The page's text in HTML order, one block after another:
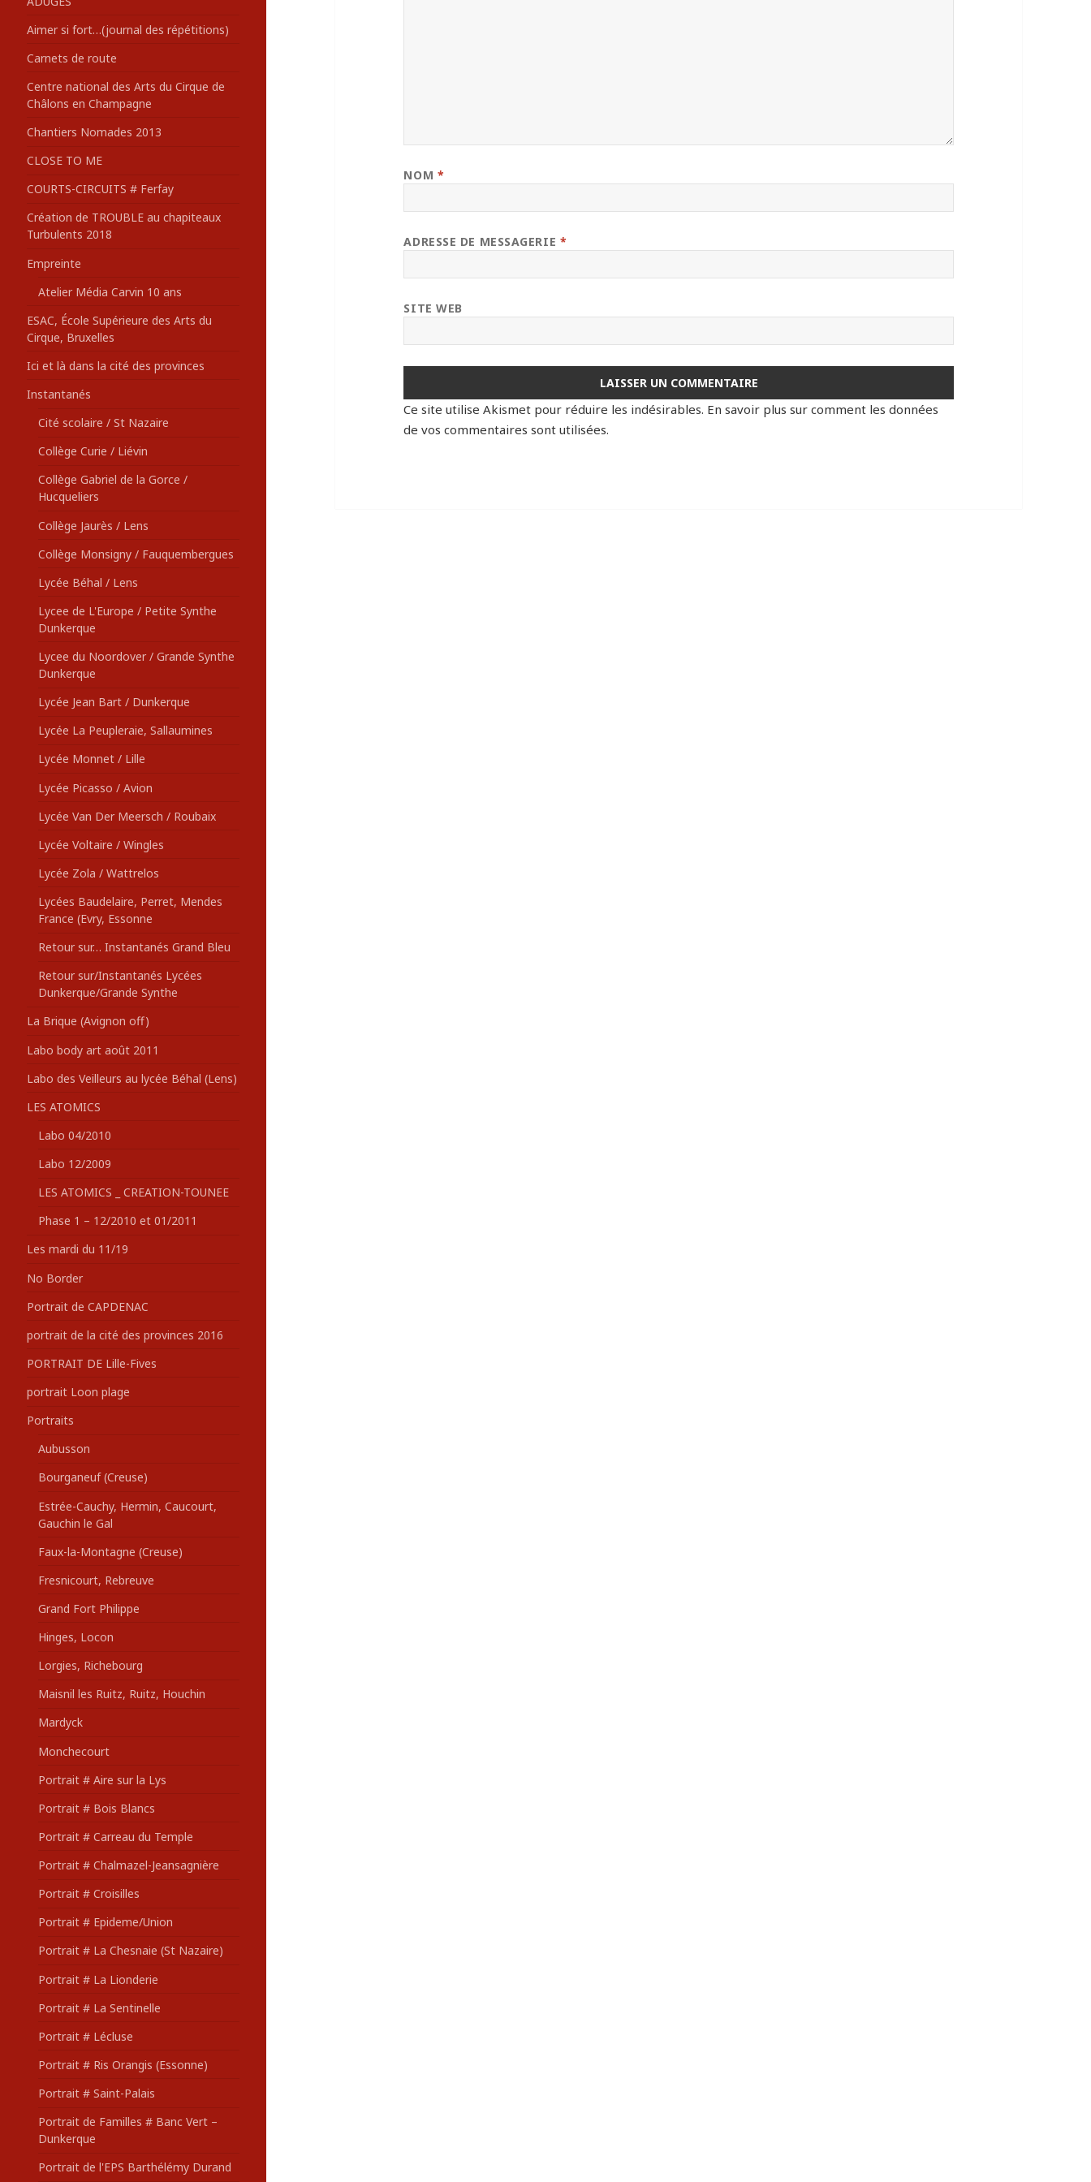
:Aimer si fort…(journal des répétitions)
Carnets de route
Centre national des Arts du Cirque de
Châlons en Champagne
Chantiers Nomades 2013
CLOSE TO ME
COURTS-CIRCUITS # Ferfay
Création de TROUBLE au chapiteaux
Turbulents 2018
Empreinte
Atelier Média Carvin 10 ans
ESAC, École Supérieure des Arts du
Cirque, Bruxelles
Ici et là dans la cité des provinces
Instantanés
Cité scolaire / St Nazaire
Collège Curie / Liévin
Collège Gabriel de la Gorce /
Hucqueliers
Collège Jaurès / Lens
Collège Monsigny / Fauquembergues
Lycée Béhal / Lens
Lycee de L'Europe / Petite Synthe
Dunkerque
Lycee du Noordover / Grande Synthe
Dunkerque
Lycée Jean Bart / Dunkerque
Lycée La Peupleraie, Sallaumines
Lycée Monnet / Lille
Lycée Picasso / Avion
Lycée Van Der Meersch / Roubaix
Lycée Voltaire / Wingles
Lycée Zola / Wattrelos
Lycées Baudelaire, Perret, Mendes
France (Evry, Essonne
Retour sur… Instantanés Grand Bleu
Retour sur/Instantanés Lycées
Dunkerque/Grande Synthe
La Brique (Avignon off)
Labo body art août 2011
Labo des Veilleurs au lycée Béhal (Lens)
LES ATOMICS
Labo 04/2010
Labo 12/2009
LES ATOMICS _ CREATION-TOUNEE
Phase 1 – 12/2010 et 01/2011
Les mardi du 11/19
No Border
Portrait de CAPDENAC
portrait de la cité des provinces 2016
PORTRAIT DE Lille-Fives
portrait Loon plage
Portraits
Aubusson
Bourganeuf (Creuse)
Estrée-Cauchy, Hermin, Caucourt,
Gauchin le Gal
Faux-la-Montagne (Creuse)
Fresnicourt, Rebreuve
Grand Fort Philippe
Hinges, Locon
Lorgies, Richebourg
Maisnil les Ruitz, Ruitz, Houchin
Mardyck
Monchecourt
Portrait # Aire sur la Lys
Portrait # Bois Blancs
Portrait # Carreau du Temple
Portrait # Chalmazel-Jeansagnière
Portrait # Croisilles
Portrait # Epideme/Union
Portrait # La Chesnaie (St Nazaire)
Portrait # La Lionderie
Portrait # La Sentinelle
Portrait # Lécluse
Portrait # Ris Orangis (Essonne)
Portrait # Saint-Palais
Portrait de Familles # Banc Vert –
Dunkerque
Portrait de l'EPS Barthélémy Durand
NOM *
ADRESSE DE MESSAGERIE *
SITE WEB
Ce site utilise Akismet pour réduire les indésirables. En savoir plus sur comment les données
de vos commentaires sont utilisées.